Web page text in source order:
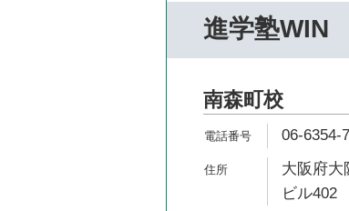
進学塾WIN
南森町校
06-6354-
大阪府大
ビル402